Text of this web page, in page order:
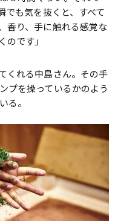
でも気を抜くと、すべて
香り、手に触れる感覚な
のです」
くれる中島さん。その手
プを操っているかのよう
る。